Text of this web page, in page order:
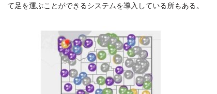
て足を運ぶことができるシステムを導入している所もある。